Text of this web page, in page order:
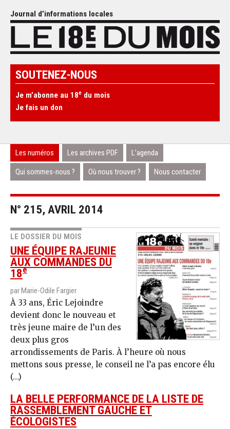
Journal d’informations locales
SOUTENEZ-NOUS
Je m’abonne au 18e du mois
Je fais un don
Les numéros Les archives PDF L’agenda
Qui sommes-nous ? Où nous trouver ? Nous contacter
N° 215, AVRIL 2014
LE DOSSIER DU MOIS
UNE ÉQUIPE RAJEUNIE
AUX COMMANDES DU
18e
par Marie-Odile Fargier
À 33 ans, Éric Lejoindre
devient donc le nouveau et
très jeune maire de l’un des
deux plus gros
arrondissements de Paris. À l’heure où nous
mettons sous presse, le conseil ne l’a pas encore élu
(…)
LA BELLE PERFORMANCE DE LA LISTE DE
RASSEMBLEMENT GAUCHE ET
ÉCOLOGISTES